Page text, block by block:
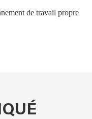
de travail propre